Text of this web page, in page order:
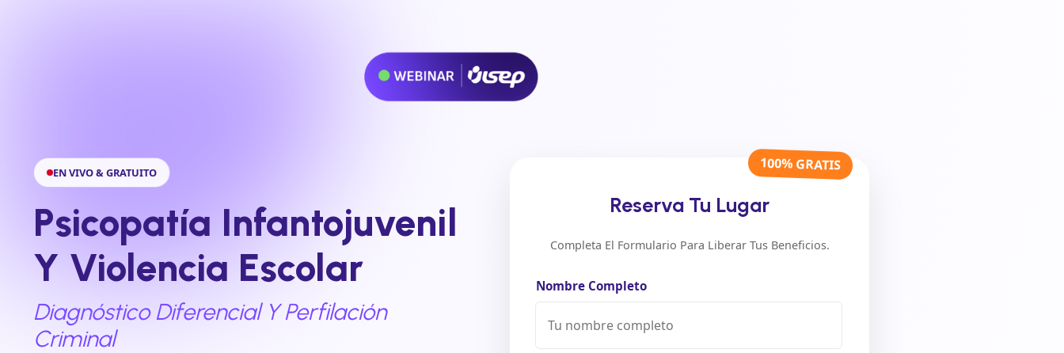
EN VIVO & GRATUITO
Psicopatía Infantojuvenil
Y Violencia Escolar
Diagnóstico Diferencial Y Perfilación
Criminal
100% GRATIS
Reserva Tu Lugar
Completa El Formulario Para Liberar Tus Beneficios.
Nombre Completo